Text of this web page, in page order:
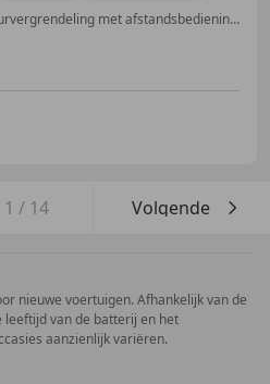
Schuifdeur rechts, Centrale deurvergrendeling met afstandsbediening, Schuifdeur links, Elektrische ramen, Armsteun, Airbag passagier
1 / 14 Volgende
nieuwe voertuigen. Afhankelijk van de
van de batterij en het
aanzienlijk variëren.